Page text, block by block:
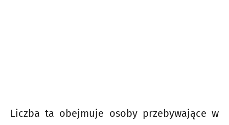
Liczba ta obejmuje osoby przebywające w